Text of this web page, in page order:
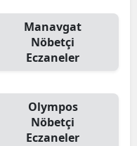
Manavgat
Nöbetçi
Eczaneler
Olympos
Nöbetçi
Eczaneler